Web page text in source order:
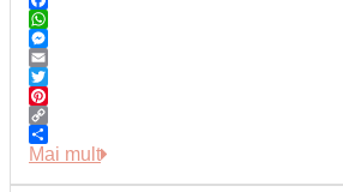
Facebook
WhatsApp
Messenger
Email
Twitter
Pinterest
Copy
Link
Share
Mai mult